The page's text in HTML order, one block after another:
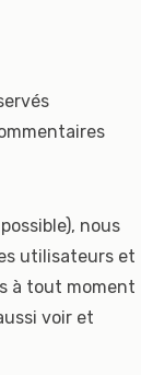
nous
utilisateurs et
à tout moment
voir et